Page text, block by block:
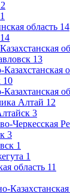
2
1
область 14
14
13
Казахстанская
10
Казахтанская
Алтай 12
3
Черкесская
3
1
1
область 11
Казахстанская